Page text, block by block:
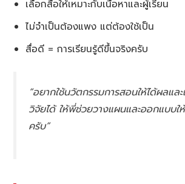
เลือกสื่อให้เหมาะกับเนื้อหาและผู้เรียน
ไม่จำเป็นต้องแพง แต่ต้องใช้เป็น
สื่อดี = การเรียนรู้ดีขึ้นจริงครับ
“อยากใช้นวัตกรรมการสอนให้ได้ผลแล
วิจัยได้ ให้พี่ช่วยวางแผนและออกแบบ
ครับ”